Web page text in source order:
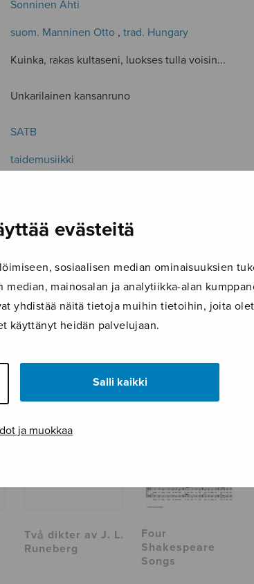
evästeitä
sosiaalisen median ominaisuuksien
median, mainosalan ja analytiikka-alan
yhdistää näitä tietoja muihin tietoihin, joita
käyttänyt heidän palvelujaan.
Salli kaikki
ja muokkaa
Sonninen Ahti
suom. Manninen Otto ,trad. Hungary
Kuinka, rakas kultaseni, luokses tulla voisin...
Unkarilainen kansanruno
SATB
taidemusiikki
Sekakuoro
4
Två dikter av J. L.
Runeberg
Four
Shakespeare
Songs